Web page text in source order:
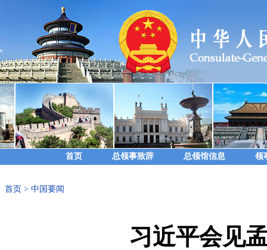
首页 总领事致辞 总领馆信息 领
首页 > 中国要闻
习近平会见